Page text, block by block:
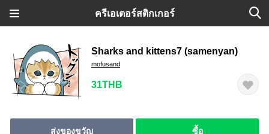
ครีเอเตอร์สติกเกอร์
Sharks and kittens7 (samenyan)
mofusand
31THB
ส่งของขวัญ ซื้อ